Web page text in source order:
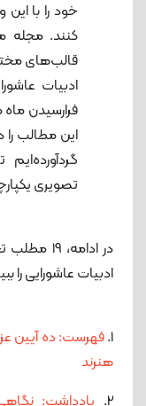
خود را با
کنند. مجله
قالب‌های
ادبیات
این مطالب
تصویری
در
ادبیات عاشورایی را
1. فهرست: ده آیین
هنرند